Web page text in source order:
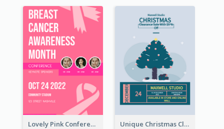
Lovely Pink Conference Promotional Poster Design Idea Unique Christmas Clearance Discount Poster Design